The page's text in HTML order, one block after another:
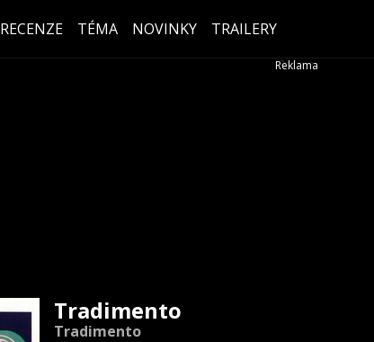
RECENZE TÉMA NOVINKY TRAILERY
Tradimento
Tradimento